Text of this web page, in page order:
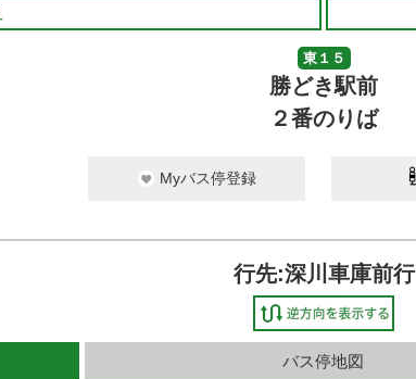
東１５
勝どき駅前
２番のりば
Myバス停登録
行先:深川車庫前行
バス停地図